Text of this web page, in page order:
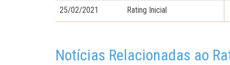
25/02/2021 Rating Inicial
Notícias Relacionadas ao